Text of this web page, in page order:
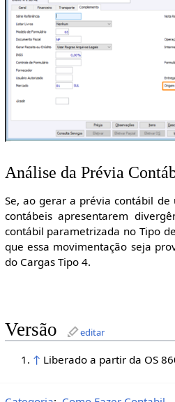
Análise da Prévia
Se, ao gerar a prévia contábil de
contábeis apresentarem
contábil parametrizada no Tipo
que essa movimentação seja
do Cargas Tipo 4.
Versão editar
↑ Liberado a partir da OS